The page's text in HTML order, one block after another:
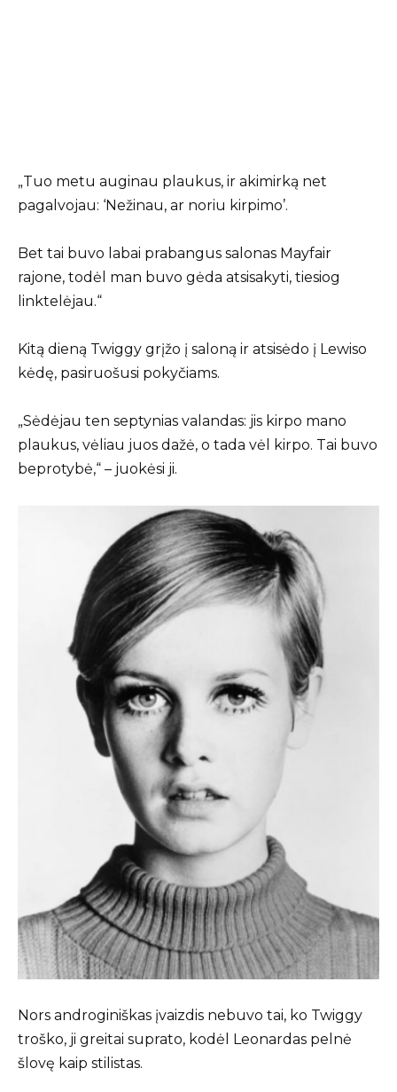
„Tuo metu auginau plaukus, ir akimirką net
pagalvojau: ‘Nežinau, ar noriu kirpimo’.
Bet tai buvo labai prabangus salonas Mayfair
rajone, todėl man buvo gėda atsisakyti, tiesiog
linktelėjau.“
Kitą dieną Twiggy grįžo į saloną ir atsisėdo į Lewiso
kėdę, pasiruošusi pokyčiams.
„Sėdėjau ten septynias valandas: jis kirpo mano
plaukus, vėliau juos dažė, o tada vėl kirpo. Tai buvo
beprotybė,“ – juokėsi ji.
Nors androginiškas įvaizdis nebuvo tai, ko Twiggy
troško, ji greitai suprato, kodėl Leonardas pelnė
šlovę kaip stilistas.